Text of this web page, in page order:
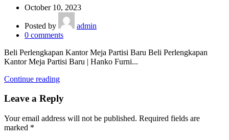
October 10, 2023
Posted by
admin
0 comments
Beli Perlengkapan Kantor Meja Partisi Baru Beli Perlengkapan
Kantor Meja Partisi Baru | Hanko Furni...
Continue reading
Leave a Reply
Your email address will not be published. Required fields are
marked *